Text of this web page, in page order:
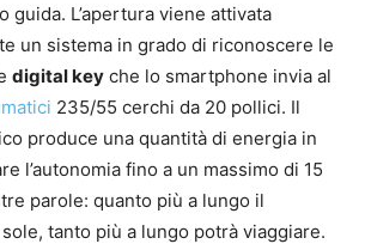
guida. L’apertura viene attivata
un sistema in grado di riconoscere le
digital key che lo smartphone invia al
235/55 cerchi da 20 pollici. Il
produce una quantità di energia in
l’autonomia fino a un massimo di 15
parole: quanto più a lungo il
tanto più a lungo potrà viaggiare.